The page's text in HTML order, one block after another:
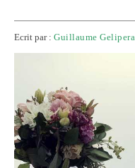
Ecrit par : Guillaume Gelipera